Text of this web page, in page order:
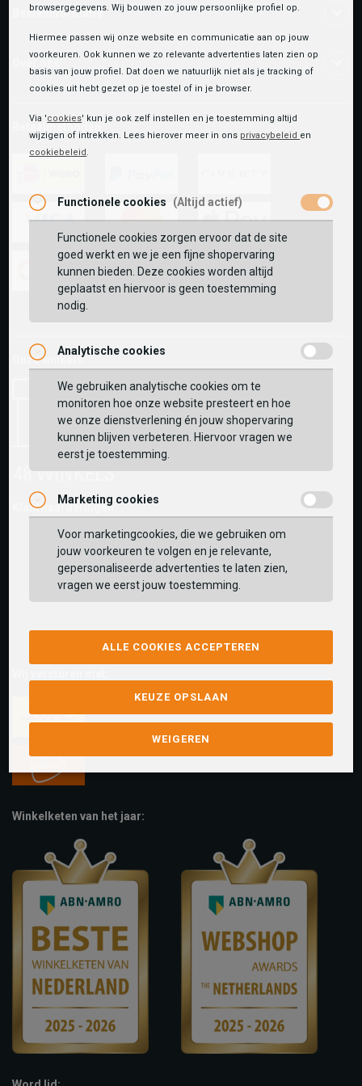
Bestelinformatie
Betaalmethoden
ideal paypal riverty
mastercard
apple-
pay
Onze winkels:
Klantwaarderingen:
Winkelketen van het jaar:
browsergegevens. Wij bouwen zo jouw persoonlijke profiel op.
Hiermee passen wij onze website en communicatie aan op jouw
voorkeuren. Ook kunnen we zo relevante advertenties laten zien op
basis van jouw profiel. Dat doen we natuurlijk niet als je tracking of
cookies uit hebt gezet op je toestel of in je browser.
Via 'cookies' kun je ook zelf instellen en je toestemming altijd
wijzigen of intrekken. Lees hierover meer in ons privacybeleid en
cookiebeleid.
Functionele cookies (Altijd actief)
Functionele cookies zorgen ervoor dat de site
goed werkt en we je een fijne shopervaring
kunnen bieden. Deze cookies worden altijd
geplaatst en hiervoor is geen toestemming
nodig.
Analytische cookies
We gebruiken analytische cookies om te
monitoren hoe onze website presteert en hoe
we onze dienstverlening én jouw shopervaring
kunnen blijven verbeteren. Hiervoor vragen we
eerst je toestemming.
Marketing cookies
Voor marketingcookies, die we gebruiken om
jouw voorkeuren te volgen en je relevante,
gepersonaliseerde advertenties te laten zien,
vragen we eerst jouw toestemming.
ALLE COOKIES ACCEPTEREN
KEUZE OPSLAAN
WEIGEREN